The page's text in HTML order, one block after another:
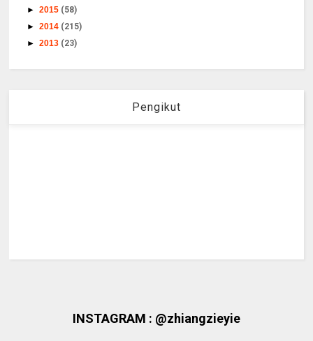
►2015 (58)
►2014 (215)
►2013 (23)
Pengikut
INSTAGRAM : @zhiangzieyie